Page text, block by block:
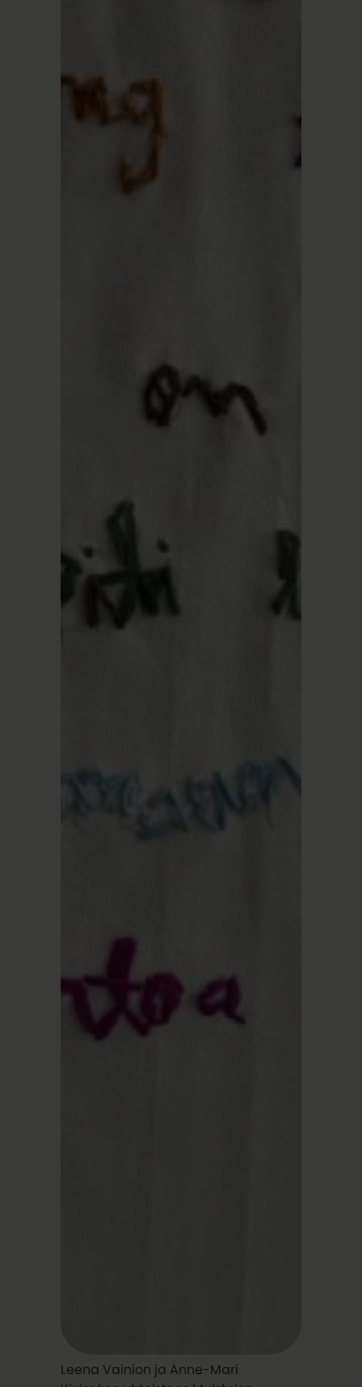
Leena Vainion ja Anne-Mari